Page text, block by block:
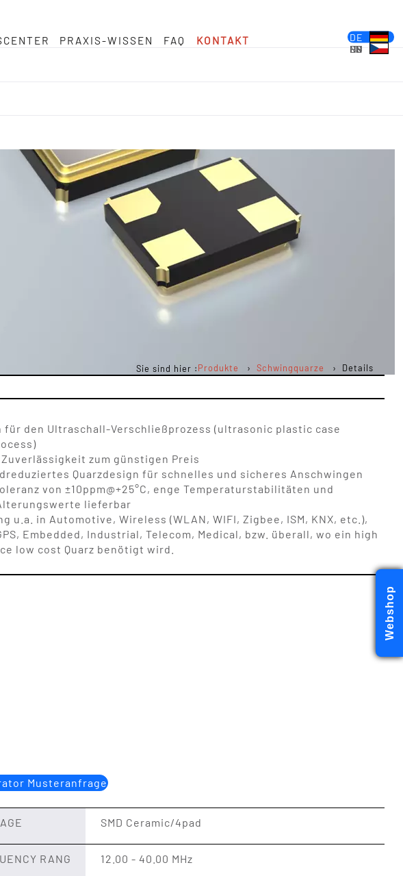
PRAXIS-WISSEN
FAQ KONTAKT
DE
EN
FR
ES
PL
IT
NL
HU
CS
Sie sind hier :Produkte Schwingquarze Details
für den Ultraschall-Verschließprozess (ultrasonic plastic case
Zuverlässigkeit zum günstigen Preis
Quarzdesign für schnelles und sicheres Anschwingen
von ±10ppm@+25°C, enge Temperaturstabilitäten und
lieferbar
u.a. in Automotive, Wireless (WLAN, WIFI, Zigbee, ISM, KNX, etc.),
Embedded, Industrial, Telecom, Medical, bzw. überall, wo ein high
low cost Quarz benötigt wird.
Musteranfrage
SMD Ceramic/4pad
RANG
12.00 - 40.00 MHz
Webshop